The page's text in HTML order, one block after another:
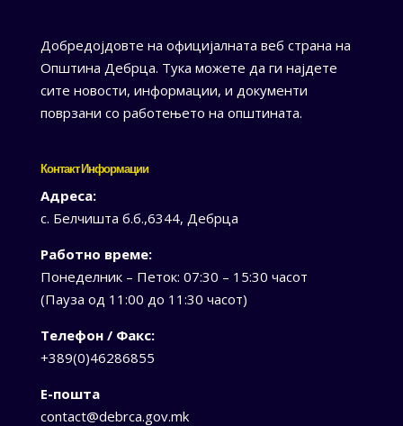
Добредојдовте на официјалната веб страна на
Општина Дебрца. Тука можете да ги најдете
сите новости, информации, и документи
поврзани со работењето на општината.
Контакт Информации
Адреса:
с. Белчишта б.б.,6344, Дебрца
Работно време:
Понеделник – Петок: 07:30 – 15:30 часот
(Пауза од 11:00 до 11:30 часот)
Телефон / Факс:
+389(0)46286855
Е-пошта
contact@debrca.gov.mk